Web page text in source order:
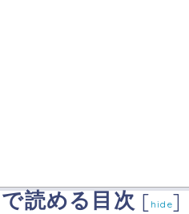
読める目次 [ hide]